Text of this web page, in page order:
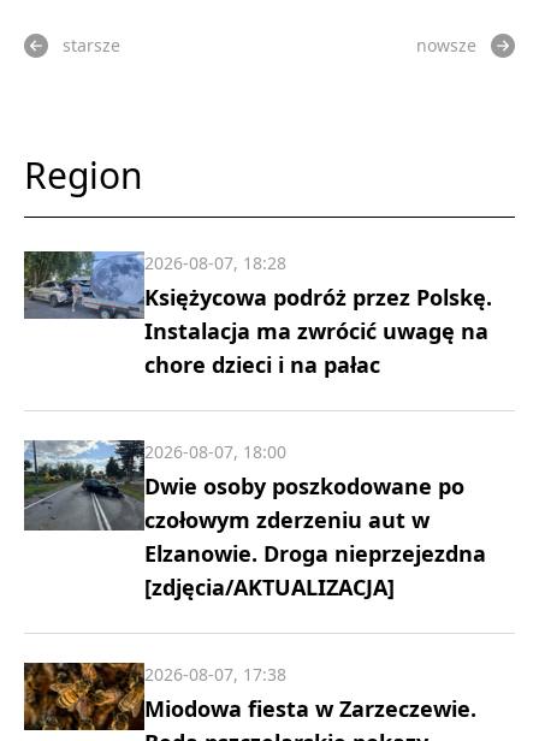
starsze nowsze
Region
Księżycowa podróż przez Polskę.
Instalacja ma zwrócić uwagę na
chore dzieci i na pałac
2026-08-07, 18:28
Dwie osoby poszkodowane po
czołowym zderzeniu aut w
Elzanowie. Droga nieprzejezdna
[zdjęcia/AKTUALIZACJA]
2026-08-07, 18:00
Miodowa fiesta w Zarzeczewie.
2026-08-07, 17:38